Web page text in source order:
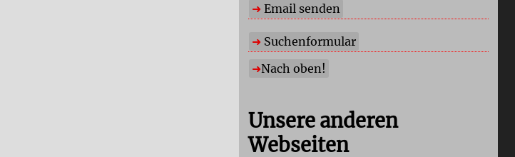
Email senden
Suchenformular
Nach oben!
Unsere anderen
Webseiten